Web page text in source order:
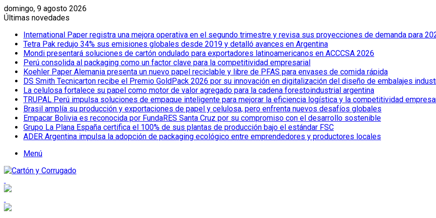
domingo, 9 agosto 2026
Últimas novedades
International Paper registra una mejora operativa en el segundo trimestre y revisa sus proyecciones de demanda para
Tetra Pak redujo 34% sus emisiones globales desde 2019 y detalló avances en Argentina
Mondi presentará soluciones de cartón ondulado para exportadores latinoamericanos en ACCCSA 2026
Perú consolida al packaging como un factor clave para la competitividad empresarial
Koehler Paper Alemania presenta un nuevo papel reciclable y libre de PFAS para envases de comida rápida
DS Smith Tecnicarton recibe el Premio GoldPack 2026 por su innovación en digitalización del diseño de embalajes
La celulosa fortalece su papel como motor de valor agregado para la cadena forestoindustrial argentina
TRUPAL Perú impulsa soluciones de empaque inteligente para mejorar la eficiencia logística y la competitividad
Brasil amplía su producción y exportaciones de papel y celulosa, pero enfrenta nuevos desafíos globales
Empacar Bolivia es reconocida por FundaRES Santa Cruz por su compromiso con el desarrollo sostenible
Grupo La Plana España certifica el 100% de sus plantas de producción bajo el estándar FSC
ADER Argentina impulsa la adopción de packaging ecológico entre emprendedores y productores locales
Menú